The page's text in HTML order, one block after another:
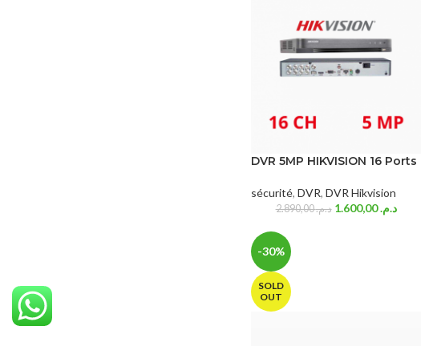
DVR 5MP HIKVISION 16 Ports
sécurité, DVR, DVR Hikvision
د.م.2.890,00 د.م.1.600,00
-30%
SOLD
OUT